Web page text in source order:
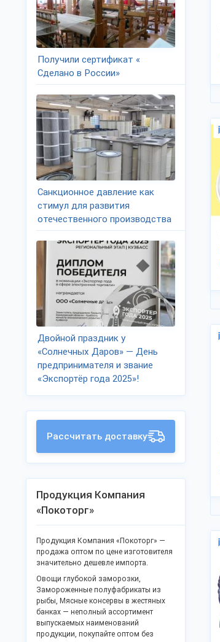
Получили сертификат «
Сделано в России»
Санкционное давление как
стимул для развития
отечественного производства
Двойной праздник у
«Солнечных Даров» — День
предпринимателя и звание
«Экспортёр года 2025»!
Рассчитать доставку
Продукция Компания
«Покоторг»
Продукция Компания «Покоторг» —
продажа оптом по цене изготовителя
значительно дешевле импорта.
Овощи глубокой заморозки,
Замороженные полуфабрикаты из
рыбы, Мясные консервы в жестяных
банках — неполный ассортимент
выпускаемых наименований
продукции, покупайте оптом без